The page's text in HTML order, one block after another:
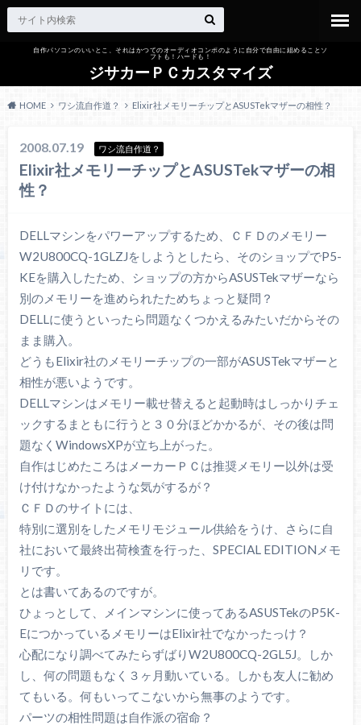
自作パソコンのいいとこ、それはかつてのオーディオコンポのように自分で自由に組めることソ
フトも！ハードも！
ジサカーＰＣカスタマイズ
HOME ワシ流自作道？ Elixir社メモリーチップとASUSTekマザーの相性？
2008.07.19 ワシ流自作道？
Elixir社メモリーチップとASUSTekマザーの相
性？
DELLマシンをパワーアップするため、ＣＦＤのメモリー
W2U800CQ-1GLZJをしようとしたら、そのショップでP5-
KEを購入したため、ショップの方からASUSTekマザーなら
別のメモリーを進められたためちょっと疑問？
DELLに使うといったら問題なくつかえるみたいだからその
まま購入。
どうもElixir社のメモリーチップの一部がASUSTekマザーと
相性が悪いようです。
DELLマシンはメモリー載せ替えると起動時はしっかりチェ
ックするまともに行うと３０分ほどかかるが、その後は問
題なくWindowsXPが立ち上がった。
自作はじめたころはメーカーＰＣは推奨メモリー以外は受
け付けなかったような気がするが？
ＣＦＤのサイトには、
特別に選別をしたメモリモジュール供給をうけ、さらに自
社において最終出荷検査を行った、SPECIAL EDITIONメモ
リです。
とは書いてあるのですが。
ひょっとして、メインマシンに使ってあるASUSTekのP5K-
EにつかっているメモリーはElixir社でなかったっけ？
心配になり調べてみたらずばりW2U800CQ-2GL5J。しか
し、何の問題もなく３ヶ月動いている。しかも友人に勧め
てもいる。何もいってこないから無事のようです。
パーツの相性問題は自作派の宿命？